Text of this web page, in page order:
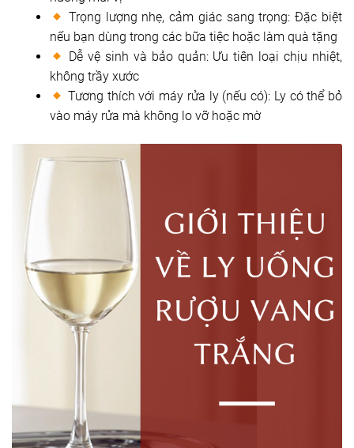
Trọng lượng nhẹ, cảm giác sang trọng: Đặc biệt
nếu bạn dùng trong các bữa tiệc hoặc làm quà tặng
Dễ vệ sinh và bảo quản: Ưu tiên loại chịu nhiệt,
không trầy xước
Tương thích với máy rửa ly (nếu có): Ly có thể bỏ
vào máy rửa mà không lo vỡ hoặc mờ